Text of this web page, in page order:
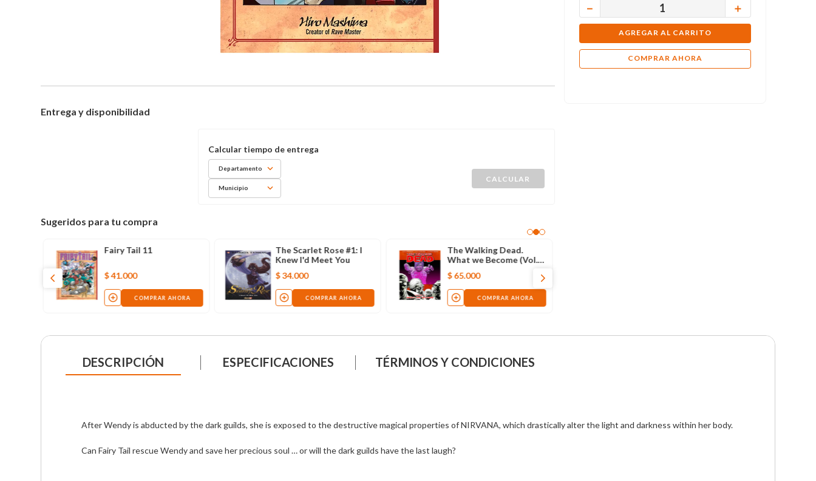
Entrega y disponibilidad
Departamento
Municipio
Sugeridos para tu compra
Fairy Tail 11
$41.000
COMPRAR AHORA
The Scarlet Rose #1: I
Knew I'd Meet You
$34.000
COMPRAR AHORA
The Walking Dead.
What we Become (Vol.
10)
$ 65.000
COMPRAR AHORA
＋
－
AGREGAR AL CARRITO
COMPRAR AHORA
DESCRIPCIÓN ESPECIFICACIONES TÉRMINOS Y CONDICIONES
After Wendy is abducted by the dark guilds, she is exposed to the destructive magical properties of NIRVANA, which drastically alter the light and darkness within her body.
Can Fairy Tail rescue Wendy and save her precious soul … or will the dark guilds have the last laugh?